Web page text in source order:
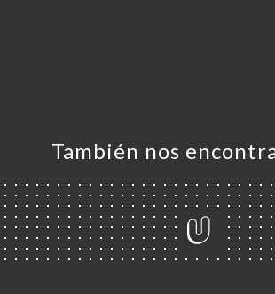
También nos